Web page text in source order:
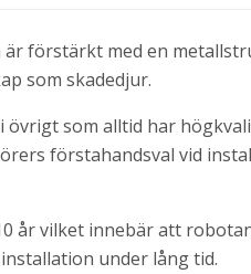
förstärkt med en
som skadedjur.
övrigt som alltid har
förstahandsval vid
år vilket innebär att
under lång tid.